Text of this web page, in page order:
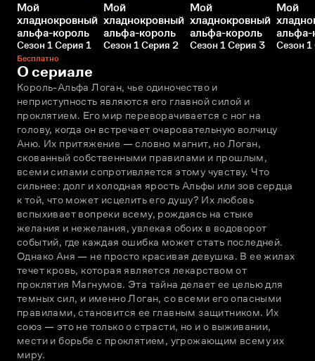
Мой
хладнокровный
альфа-король
Сезон 1 Серия 1
Бесплатно
Мой
хладнокровный
альфа-король
Сезон 1 Серия 2
Мой
хладнокровный
альфа-король
Сезон 1 Серия 3
Мой
альфа-
Сезон
О сериале
Король-Альфа Логан, чье одиночество и
неприступность являются его главной силой и
проклятием. Его мир переворачивается с ног на
голову, когда он встречает очаровательную волчицу
Аню. Их притяжение — словно магнит, но Логан,
скованный собственными правилами и прошлым,
всеми силами сопротивляется этому чувству. Что
сильнее: долг и холодная ярость Альфы или зов сердца
к той, что может исцелить его душу? Их любовь
вспыхивает вопреки всему, рождаясь на стыке
желания и нежелания, увлекая обоих в водоворот
событий, где каждая ошибка может стать последней.
Однако Аня — не просто красивая девушка. В ее жилах
течет кровь, которая является лекарством от
проклятия Магнумов. Эта тайна делает ее целью для
темных сил, и именно Логан, со всеми его опасными
правилами, становится ее главным защитником. Их
союз — это не только о страсти, но и о выживании,
мести и борьбе с проклятием, угрожающим всему их
миру.